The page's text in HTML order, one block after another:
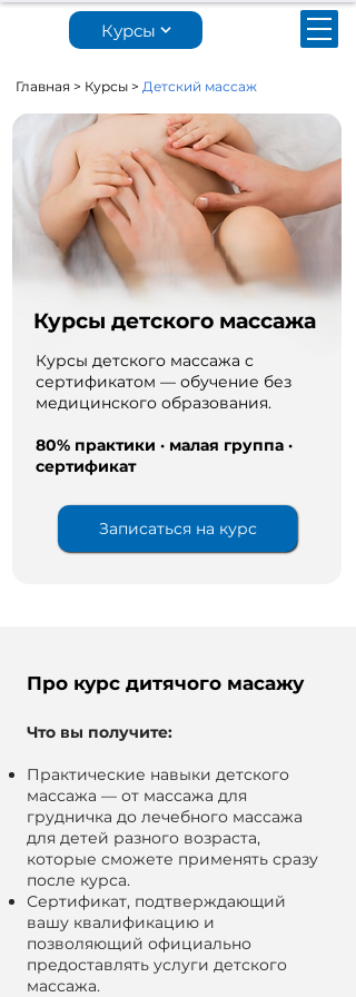
Курсы
Главная > Курсы > Детский массаж
Курсы детского массажа с
сертификатом — обучение без
медицинского образования.
80% практики · малая группа ·
сертификат
Записаться на курс
Курсы детского массажа
Про курс дитячого масажу
Что вы получите:
Практические навыки детского
массажа — от массажа для
грудничка до лечебного массажа
для детей разного возраста,
которые сможете применять сразу
после курса.
Сертификат, подтверждающий
вашу квалификацию и
позволяющий официально
предоставлять услуги детского
массажа.